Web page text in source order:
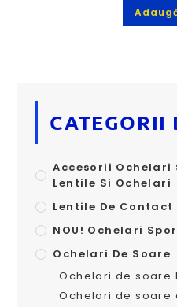
CATEGORII
Accesorii
Lentile Si Ochelari
Lentile De Contact
NOU! Ochelari
Ochelari De Soare
Ochelari de soare
Ochelari de soare